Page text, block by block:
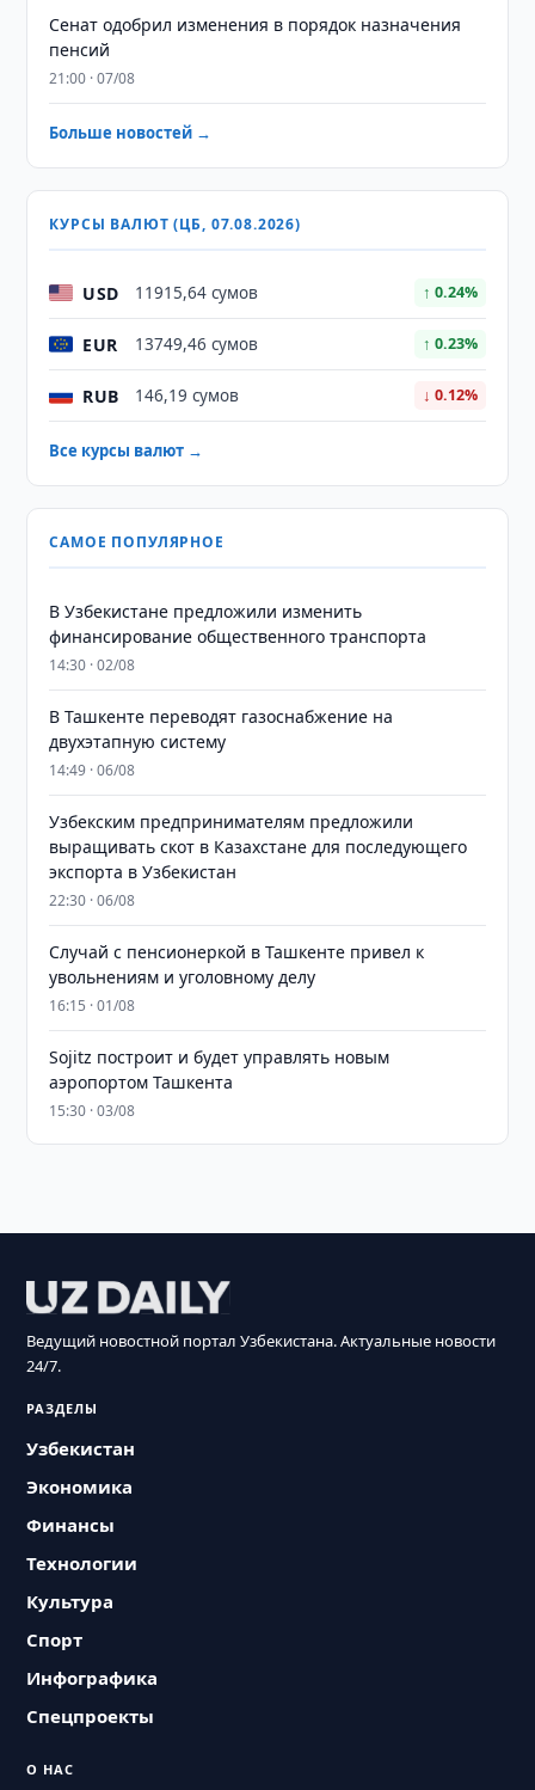
Сенат одобрил изменения в порядок назначения
пенсий
21:00 · 07/08
Больше новостей →
КУРСЫ ВАЛЮТ (ЦБ, 07.08.2026)
USD 11915,64 сумов ↑ 0.24%
EUR 13749,46 сумов ↑ 0.23%
RUB 146,19 сумов ↓ 0.12%
Все курсы валют →
САМОЕ ПОПУЛЯРНОЕ
В Узбекистане предложили изменить
финансирование общественного транспорта
14:30 · 02/08
В Ташкенте переводят газоснабжение на
двухэтапную систему
14:49 · 06/08
Узбекским предпринимателям предложили
выращивать скот в Казахстане для последующего
экспорта в Узбекистан
22:30 · 06/08
Случай с пенсионеркой в Ташкенте привел к
увольнениям и уголовному делу
16:15 · 01/08
Sojitz построит и будет управлять новым
аэропортом Ташкента
15:30 · 03/08
Ведущий новостной портал Узбекистана. Актуальные новости
24/7.
РАЗДЕЛЫ
Узбекистан
Экономика
Финансы
Технологии
Культура
Спорт
Инфографика
Спецпроекты
О НАС